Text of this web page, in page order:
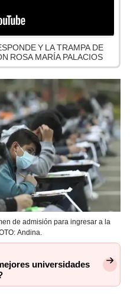
Y LA TRAMPA DE
ROSA MARÍA PALACIOS
de admisión para ingresar a la
Andina.
universidades